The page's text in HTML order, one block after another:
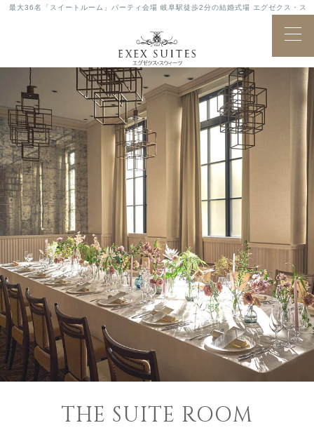
最大36名「スイートルーム」パーティ会場 岐阜駅徒歩2分の結婚式場 エグゼクス・ス
THE SUITE ROOM